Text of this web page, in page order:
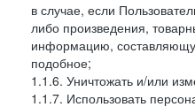
в случае, если
либо произведения,
информацию,
подобное;
1.1.6. Уничтожать и/или
1.1.7. Использовать